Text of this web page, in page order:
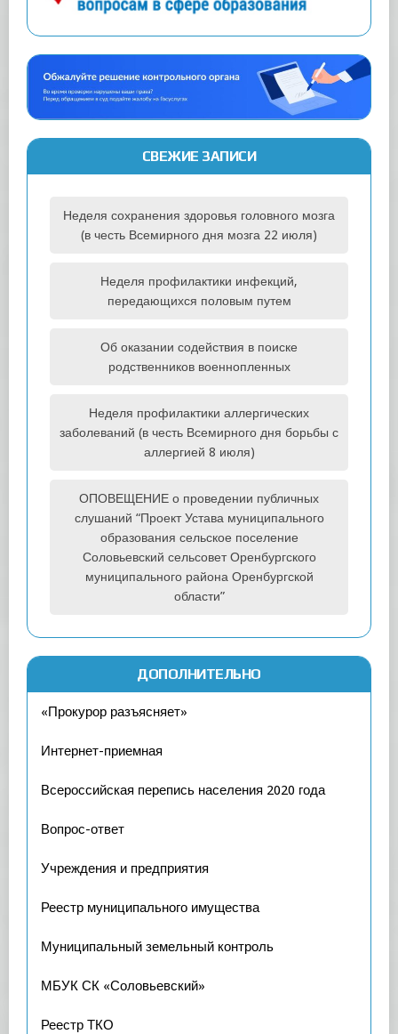
СВЕЖИЕ ЗАПИСИ
Неделя сохранения здоровья головного мозга
(в честь Всемирного дня мозга 22 июля)
Неделя профилактики инфекций,
передающихся половым путем
Об оказании содействия в поиске
родственников военнопленных
Неделя профилактики аллергических
заболеваний (в честь Всемирного дня борьбы с
аллергией 8 июля)
ОПОВЕЩЕНИЕ о проведении публичных
слушаний “Проект Устава муниципального
образования сельское поселение
Соловьевский сельсовет Оренбургского
муниципального района Оренбургской
области”
ДОПОЛНИТЕЛЬНО
«Прокурор разъясняет»
Интернет-приемная
Всероссийская перепись населения 2020 года
Вопрос-ответ
Учреждения и предприятия
Реестр муниципального имущества
Муниципальный земельный контроль
МБУК СК «Соловьевский»
Реестр ТКО